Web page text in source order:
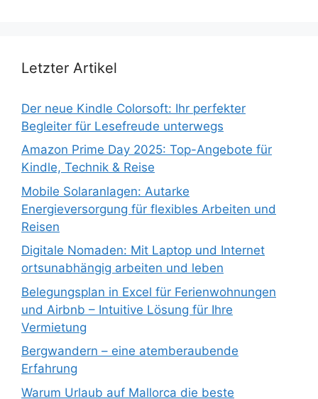
Letzter Artikel
Der neue Kindle Colorsoft: Ihr perfekter
Begleiter für Lesefreude unterwegs
Amazon Prime Day 2025: Top-Angebote für
Kindle, Technik & Reise
Mobile Solaranlagen: Autarke
Energieversorgung für flexibles Arbeiten und
Reisen
Digitale Nomaden: Mit Laptop und Internet
ortsunabhängig arbeiten und leben
Belegungsplan in Excel für Ferienwohnungen
und Airbnb – Intuitive Lösung für Ihre
Vermietung
Bergwandern – eine atemberaubende
Erfahrung
Warum Urlaub auf Mallorca die beste